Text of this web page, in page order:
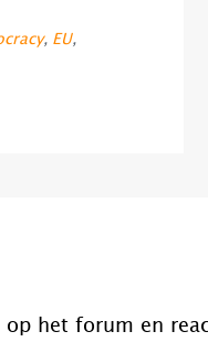
, EU,
op het forum en